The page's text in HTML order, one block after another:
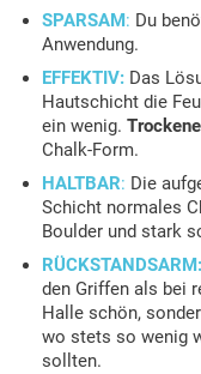
SPARSAM: Du
Anwendung.
EFFEKTIV: Das
Hautschicht die
ein wenig.
Chalk-Form.
HALTBAR: Die
Schicht normales
Boulder und stark
RÜCKSTANDSARM:
den Griffen als bei
Halle schön,
wo stets so wenig
sollten.